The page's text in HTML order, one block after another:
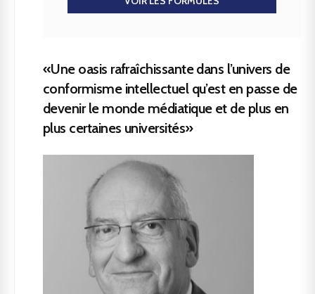
«Une oasis rafraîchissante dans l’univers de
conformisme intellectuel qu’est en passe de
devenir le monde médiatique et de plus en
plus certaines universités»